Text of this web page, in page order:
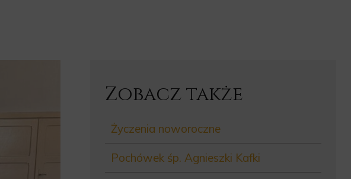
Zobacz także
Życzenia noworoczne
Pochówek śp. Agnieszki Kafki